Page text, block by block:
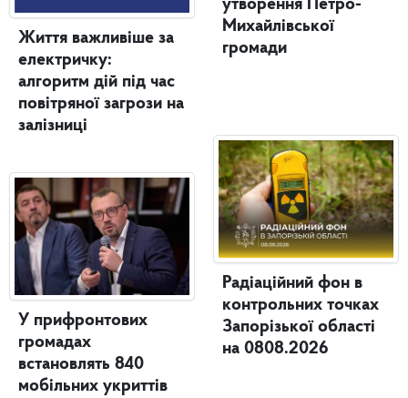
Життя важливіше за
електричку:
алгоритм дій під час
повітряної загрози на
залізниці
У прифронтових
громадах
встановлять 840
мобільних укриттів
утворення Петро-
Михайлівської
громади
Радіаційний фон в
контрольних точках
Запорізької області
на 0808.2026